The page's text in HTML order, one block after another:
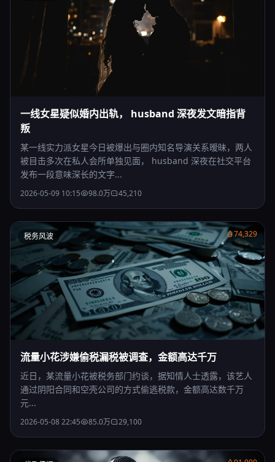
一线女星疑似婚内出轨， husband 深夜发文暗指背
叛
某一线实力派女星今日被爆出与圈内知名导演关系暧昧，两人
被目击多次在私人会所单独见面， husband 深夜在社交平台
发布一段意味深长的文字...
2026-05-09 10:15 98.0万 45,210
税务风波 74,329
流量小花涉嫌偷税漏税被调查，金额高达千万
近日，某流量小花被税务部门约谈，据知情人士透露，该艺人
通过阴阳合同和空壳公司的方式偷逃税款，金额高达数千万
元...
2026-05-08 22:45 85.0万 29,100